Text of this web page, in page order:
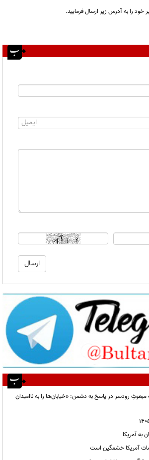
خود را به آدرس زیر ارسال فرمایید.
مبعوثِ رودسر در پاسخ به دشمن: «خیابان‌ها را به ناامیدان
به آمریکا
آمریکا خشمگین است